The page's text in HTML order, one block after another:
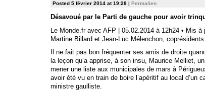
Posted 5 février 2014 at 19:28 | Permalien
Désavoué par le Parti de gauche pour avoir
Le Monde.fr avec AFP | 05.02.2014 à 12h24 • Mis à
Martine Billard et Jean-Luc Mélenchon,
Il ne fait pas bon fréquenter ses amis de droite
la leçon qu’a apprise, à son insu, Maurice Melliet,
mener une liste aux municipales de mars à
avoir été vu en train de boire l’apéritif au local d’un
ministre gaulliste.